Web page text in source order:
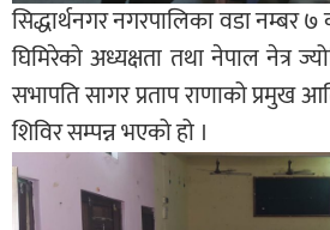
सिद्धार्थनगर नगरपालिका वडा नम्बर ७
घिमिरेको अध्यक्षता तथा नेपाल नेत्र
सभापति सागर प्रताप राणाको प्रमुख
शिविर सम्पन्न भएको हो ।